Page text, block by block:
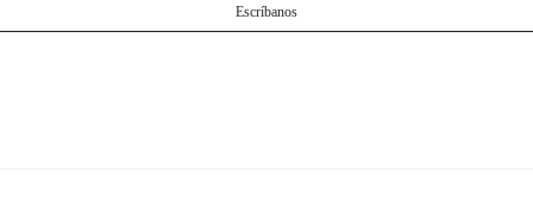
Escríbanos